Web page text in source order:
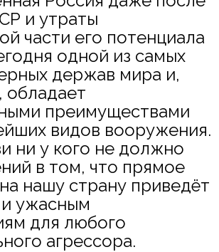
и утраты
части его потенциала
одной из самых
держав мира и,
обладает
преимуществами
видов вооружения.
ни у кого не должно
в том, что прямое
нашу страну приведёт
и ужасным
для любого
агрессора.